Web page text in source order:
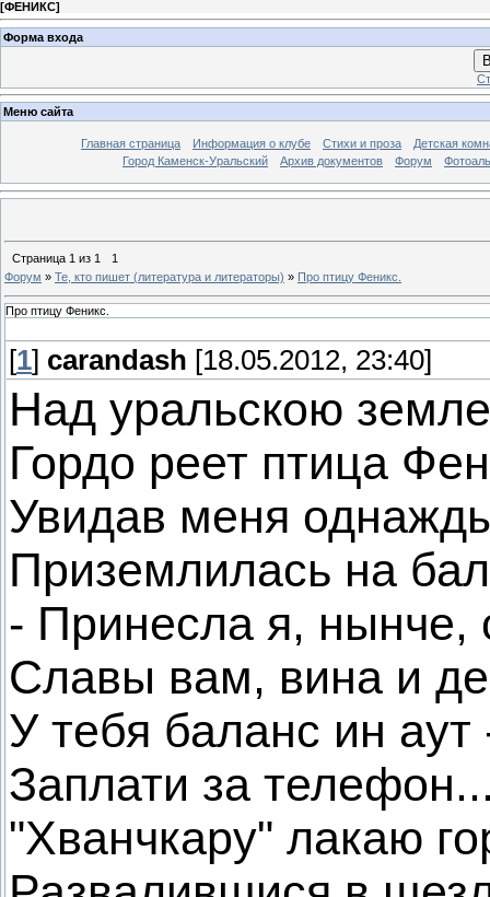
[ФЕНИКС]
Форма входа
Меню сайта
Главная страница Информация о клубе Стихи и проза
Детская
Город Каменск-Уральский
Архив документов Форум
Страница 1 из 1
1
Форум » Те, кто пишет (литература и литераторы) » Про птицу Феникс.
Про птицу Феникс.
[1] carandash [18.05.2012, 23:40]
Над уральскою
Гордо реет птица
Увидав меня
Приземлилась на
- Принесла я, нынче,
Славы вам, вина и
У тебя баланс ин аут
Заплати за
"Хванчкару" лакаю